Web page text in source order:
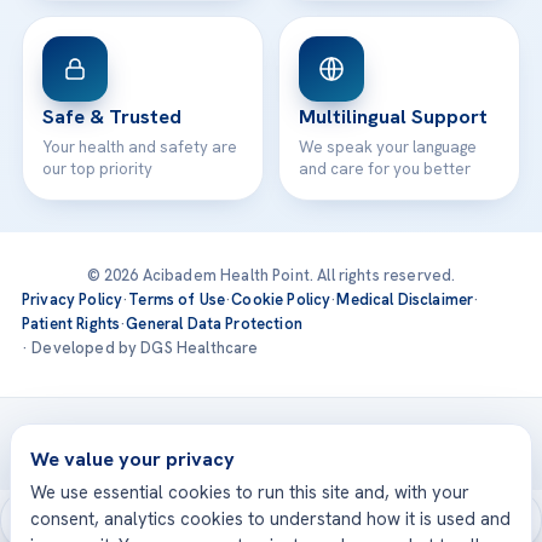
Safe & Trusted
Your health and safety are
our top priority
Multilingual Support
We speak your language
and care for you better
© 2026 Acibadem Health Point. All rights reserved.
Privacy Policy·Terms of Use·Cookie Policy·Medical Disclaimer·
Patient Rights·General Data Protection
· Developed by DGS Healthcare
Treatments are delivered at our JCI-accredited hospitals —
Acıbadem International
We value your privacy
We use essential cookies to run this site and, with your
consent, analytics cookies to understand how it is used and